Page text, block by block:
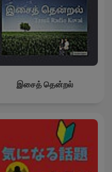
இசைத் தென்றல்